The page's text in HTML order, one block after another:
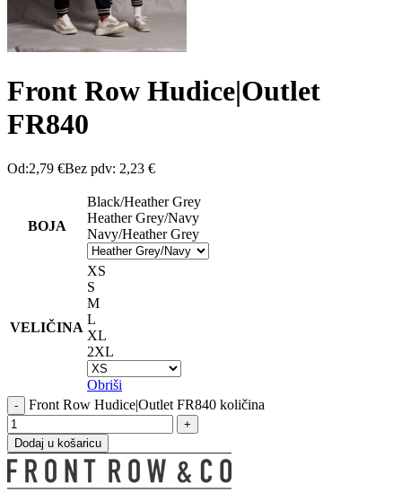
Front Row Hudice|Outlet
FR840
Od:2,79 €Bez pdv: 2,23 €
BOJA
Black/Heather Grey
Heather Grey/Navy
Navy/Heather Grey
VELIČINA
XS
S
M
L
XL
2XL
Obriši
Front Row Hudice|Outlet FR840 količina
Dodaj u košaricu